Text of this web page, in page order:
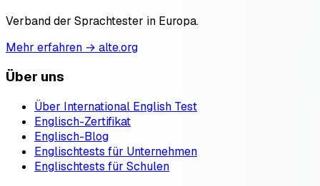
Verband der Sprachtester in Europa.
Mehr erfahren → alte.org
Über uns
Über International English Test
Englisch-Zertifikat
Englisch-Blog
Englischtests für Unternehmen
Englischtests für Schulen